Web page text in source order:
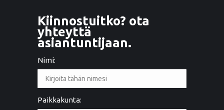
Kiinnostuitko? ota
yhteyttä
asiantuntijaan.
Nimi:
Paikkakunta: